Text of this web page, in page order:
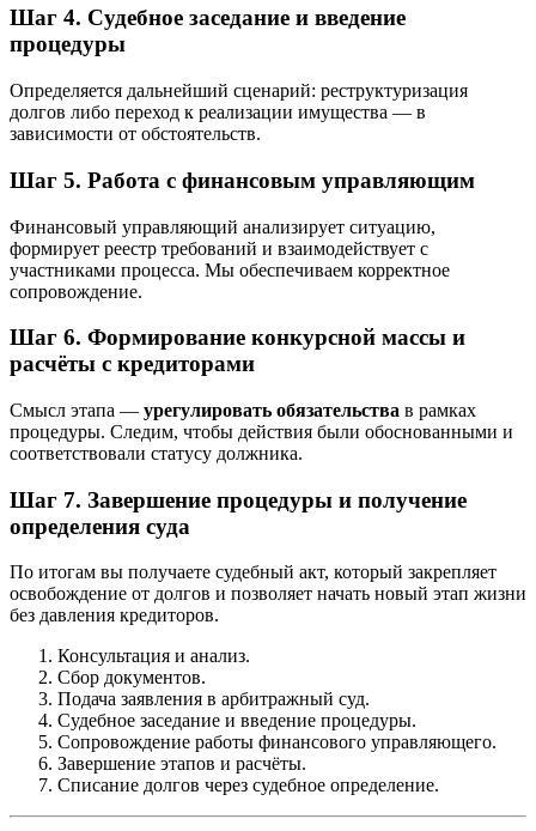
Шаг 4. Судебное заседание и введение
процедуры
Определяется дальнейший сценарий: реструктуризация
долгов либо переход к реализации имущества — в
зависимости от обстоятельств.
Шаг 5. Работа с финансовым управляющим
Финансовый управляющий анализирует ситуацию,
формирует реестр требований и взаимодействует с
участниками процесса. Мы обеспечиваем корректное
сопровождение.
Шаг 6. Формирование конкурсной массы и
расчёты с кредиторами
Смысл этапа — урегулировать обязательства в рамках
процедуры. Следим, чтобы действия были обоснованными и
соответствовали статусу должника.
Шаг 7. Завершение процедуры и получение
определения суда
По итогам вы получаете судебный акт, который закрепляет
освобождение от долгов и позволяет начать новый этап жизни
без давления кредиторов.
Консультация и анализ.
Сбор документов.
Подача заявления в арбитражный суд.
Судебное заседание и введение процедуры.
Сопровождение работы финансового управляющего.
Завершение этапов и расчёты.
Списание долгов через судебное определение.